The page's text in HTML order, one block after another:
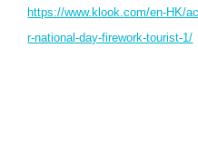
https://www.klook.com/en-HK/
r-national-day-firework-tourist-1/